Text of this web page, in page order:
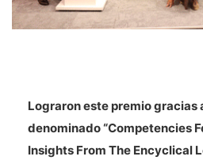
Lograron este premio gracias
denominado “Competencies
Insights From The Encyclical